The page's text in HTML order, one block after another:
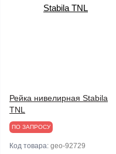
Рейка нивелирная Stabila
TNL
ПО ЗАПРОСУ
Код товара: geo-92729